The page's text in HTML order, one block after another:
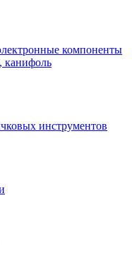
компоненты
канифоль
инструментов